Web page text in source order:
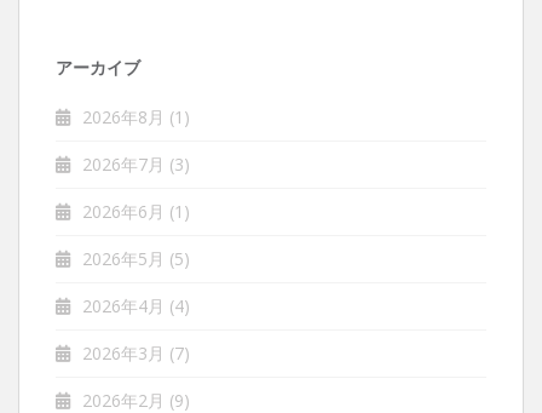
アーカイブ
2026年8月 (1)
2026年7月 (3)
2026年6月 (1)
2026年5月 (5)
2026年4月 (4)
2026年3月 (7)
2026年2月 (9)